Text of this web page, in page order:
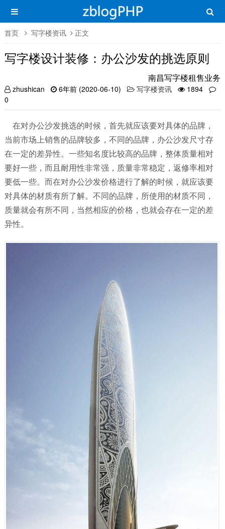
首页 写字楼资讯 正文
写字楼设计装修：办公沙发的挑选原则
南昌写字楼租售业务
zhushican 6年前 (2020-06-10) 写字楼资讯
1894
0
在对办公沙发挑选的时候，首先就应该要对具体的品牌，
当前市场上销售的品牌较多，不同的品牌，办公沙发尺寸存
在一定的差异性。一些知名度比较高的品牌，整体质量相对
要好一些，而且耐用性非常强，质量非常稳定，返修率相对
要低一些。而在对办公沙发价格进行了解的时候，就应该要
对具体的材质有所了解。不同的品牌，所使用的材质不同，
质量就会有所不同，当然相应的价格，也就会存在一定的差
异性。